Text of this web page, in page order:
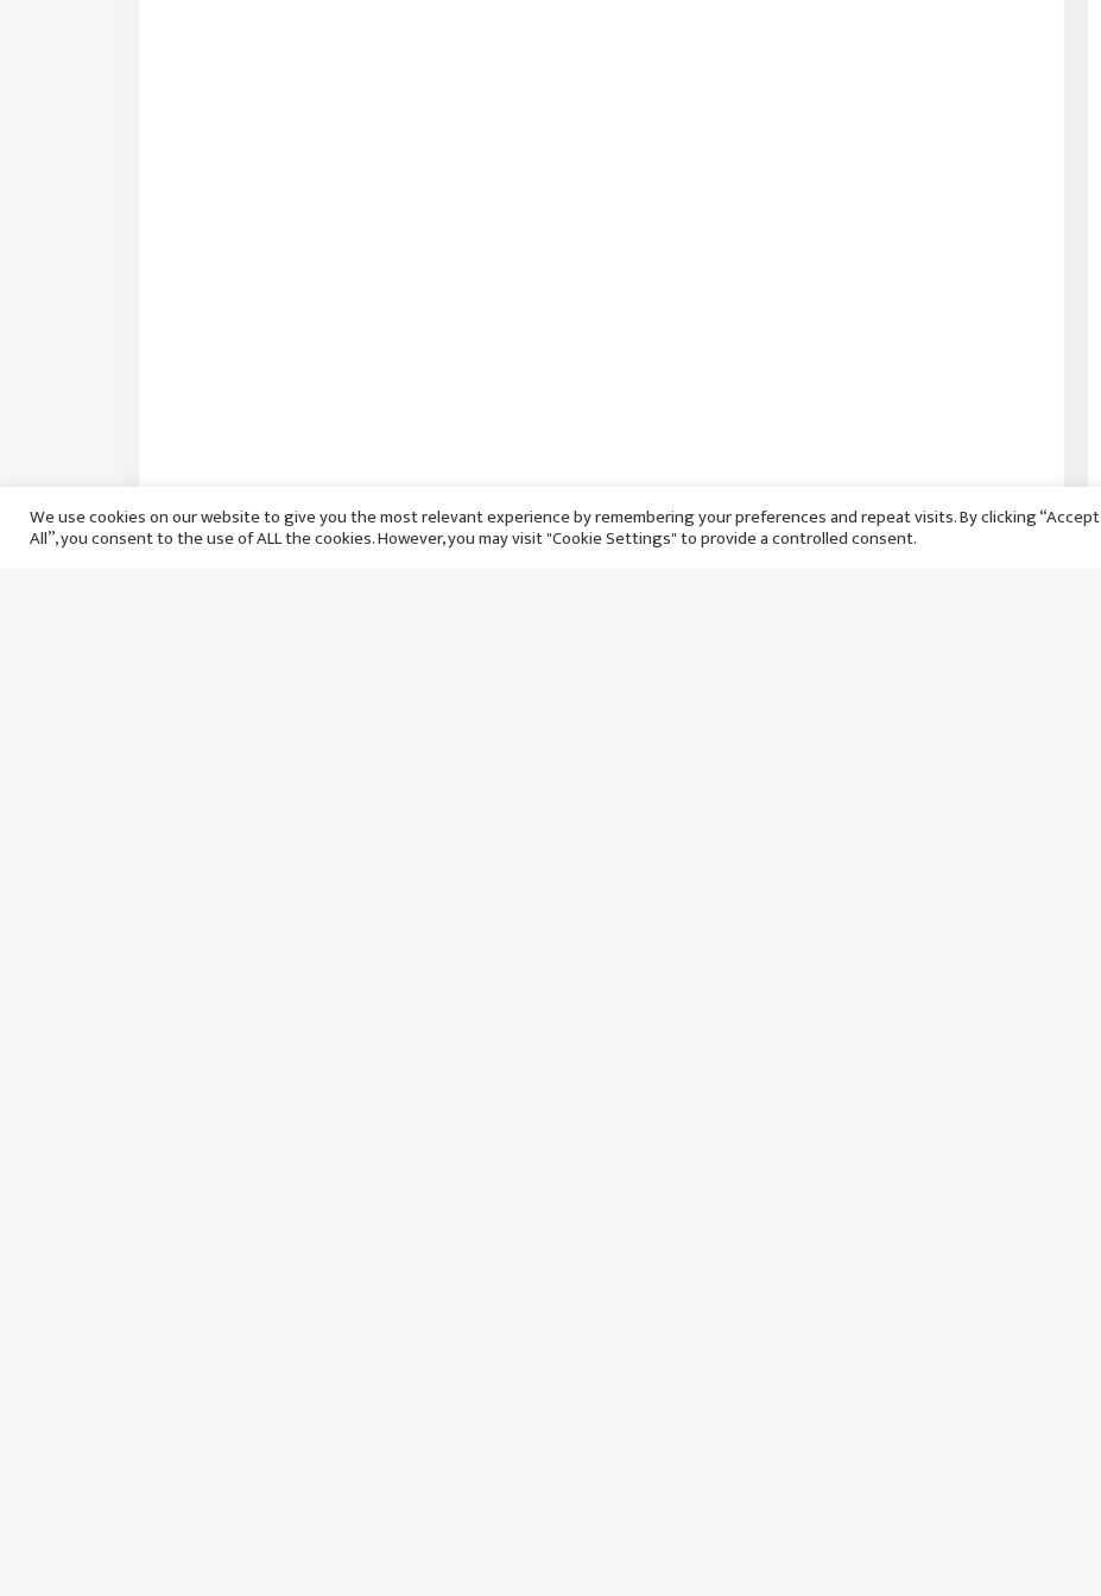
We use cookies on our website to give you the most relevant experience by remembering your preferences and repeat visits. By clicking “Accept
All”, you consent to the use of ALL the cookies. However, you may visit "Cookie Settings" to provide a controlled consent.